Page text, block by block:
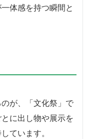
体感を持つ瞬間と
が、「文化祭」で
に出し物や展示を
ています。